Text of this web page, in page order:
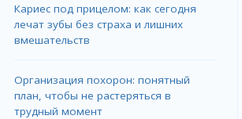
Кариес под прицелом: как сегодня
лечат зубы без страха и лишних
вмешательств
Организация похорон: понятный
план, чтобы не растеряться в
трудный момент